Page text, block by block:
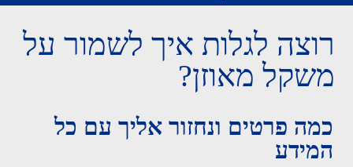
רוצה לגלות איך לשמור על
משקל מאוזן?
כמה פרטים ונחזור אליך עם כל
המידע